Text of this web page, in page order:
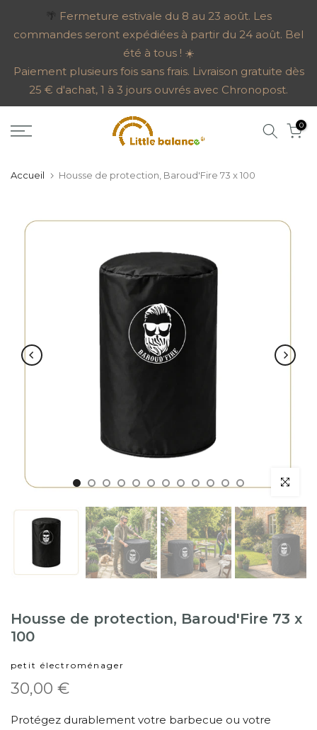
au
🌴 Fermeture estivale du 8 au 23 août. Les
commandes seront expédiées à partir du 24 août. Bel
été à tous ! ☀️
Paiement plusieurs fois sans frais. Livraison gratuite dès
25 € d'achat, 1 à 3 jours ouvrés avec Chronopost.
0
Accueil Housse de protection, Baroud'Fire 73 x 100
Housse de protection, Baroud'Fire 73 x
100
petit électroménager
30,00 €
Protégez durablement votre barbecue ou votre